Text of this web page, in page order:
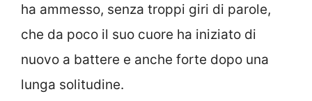
ha ammesso, senza troppi giri di parole,
che da poco il suo cuore ha iniziato di
nuovo a battere e anche forte dopo una
lunga solitudine.